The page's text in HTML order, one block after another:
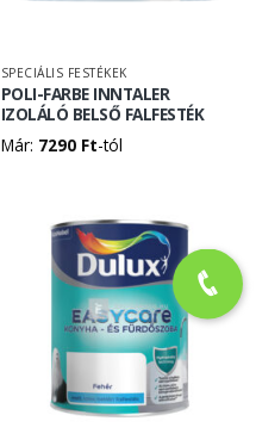
SPECIÁLIS FESTÉKEK
POLI-FARBE INNTALER
IZOLÁLÓ BELSŐ FALFESTÉK
Már: 7290 Ft-tól